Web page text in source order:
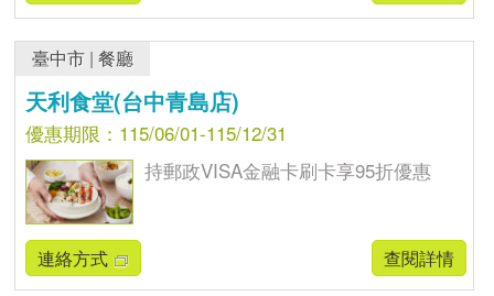
臺中市 |餐廳
天利食堂(台中青島店)
優惠期限：115/06/01-115/12/31
持郵政VISA金融卡刷卡享95折優惠
連絡方式 查閱詳情